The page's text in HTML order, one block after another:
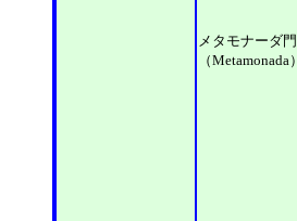
メタモナーダ門
（Metamonada）